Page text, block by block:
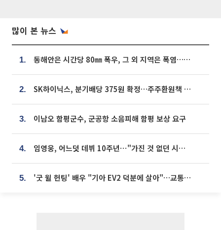
많이 본 뉴스
1. 동해안은 시간당 80㎜ 폭우, 그 외 지역은 폭염…‘극과 극 날씨’
2. SK하이닉스, 분기배당 375원 확정…주주환원책 9월로 앞당겨 발표
3. 이남오 함평군수, 군공항 소음피해 함평 보상 요구
4. 임영웅, 어느덧 데뷔 10주년⋯"가진 것 없던 시절, 내 앞엔 20명의 팬뿐"
5. '굿 윌 헌팅' 배우 "기아 EV2 덕분에 살아"…교통사고 후 안전성 극찬